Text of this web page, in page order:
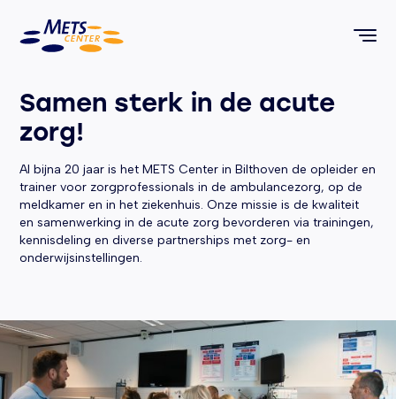
METS Center, terug naar de homepagina
Samen sterk in de acute
zorg!
Al bijna 20 jaar is het METS Center in Bilthoven de opleider en
trainer voor zorgprofessionals in de ambulancezorg, op de
meldkamer en in het ziekenhuis. Onze missie is de kwaliteit
en samenwerking in de acute zorg bevorderen via trainingen,
kennisdeling en diverse partnerships met zorg- en
onderwijsinstellingen.